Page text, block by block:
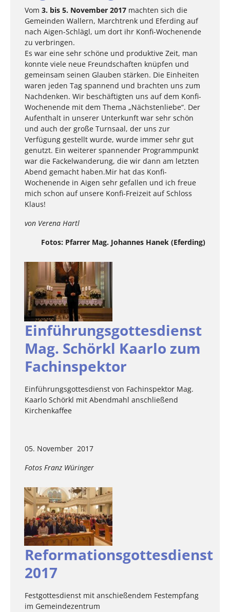
Vom 3. bis 5. November 2017 machten sich die
Gemeinden Wallern, Marchtrenk und Eferding auf
nach Aigen-Schlägl, um dort ihr Konfi-Wochenende
zu verbringen.
Es war eine sehr schöne und produktive Zeit, man
konnte viele neue Freundschaften knüpfen und
gemeinsam seinen Glauben stärken. Die Einheiten
waren jeden Tag spannend und brachten uns zum
Nachdenken. Wir beschäftigten uns auf dem Konfi-
Wochenende mit dem Thema „Nächstenliebe“. Der
Aufenthalt in unserer Unterkunft war sehr schön
und auch der große Turnsaal, der uns zur
Verfügung gestellt wurde, wurde immer sehr gut
genutzt. Ein weiterer spannender Programmpunkt
war die Fackelwanderung, die wir dann am letzten
Abend gemacht haben.Mir hat das Konfi-
Wochenende in Aigen sehr gefallen und ich freue
mich schon auf unsere Konfi-Freizeit auf Schloss
Klaus!
von Verena Hartl
Fotos: Pfarrer Mag. Johannes Hanek (Eferding)
Einführungsgottesdienst
Mag. Schörkl Kaarlo zum
Fachinspektor
Einführungsgottesdienst von Fachinspektor Mag.
Kaarlo Schörkl mit Abendmahl anschließend
Kirchenkaffee
05. November 2017
Fotos Franz Würinger
Reformationsgottesdienst
2017
Festgottesdienst mit anschießendem Festempfang
im Gemeindezentrum